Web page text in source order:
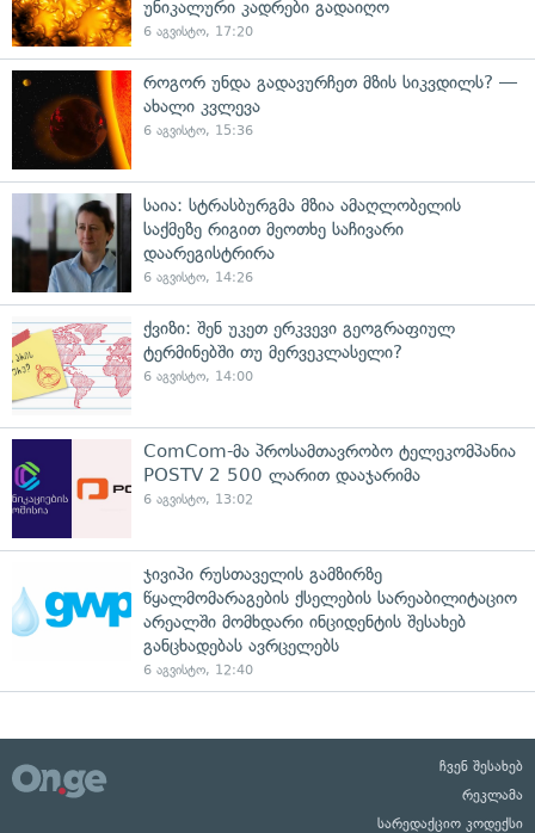
უნიკალური კადრები გადაიღო
6 აგვისტო, 17:20
როგორ უნდა გადავურჩეთ მზის სიკვდილს? —
ახალი კვლევა
6 აგვისტო, 15:36
საია: სტრასბურგმა მზია ამაღლობელის
საქმეზე რიგით მეოთხე საჩივარი
დაარეგისტრირა
6 აგვისტო, 14:26
ქვიზი: შენ უკეთ ერკვევი გეოგრაფიულ
ტერმინებში თუ მერვეკლასელი?
6 აგვისტო, 14:00
ComCom-მა პროსამთავრობო ტელეკომპანია
POSTV 2 500 ლარით დააჯარიმა
6 აგვისტო, 13:02
ჯივიპი რუსთაველის გამზირზე
წყალმომარაგების ქსელების სარეაბილიტაციო
არეალში მომხდარი ინციდენტის შესახებ
განცხადებას ავრცელებს
6 აგვისტო, 12:40
ჩვენ შესახებ
რეკლამა
სარედაქციო კოდექსი